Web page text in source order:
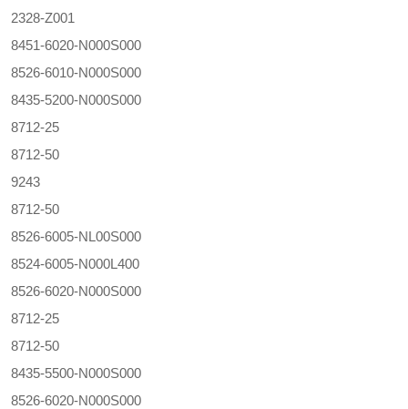
2328-Z001
8451-6020-N000S000
8526-6010-N000S000
8435-5200-N000S000
8712-25
8712-50
9243
8712-50
8526-6005-NL00S000
8524-6005-N000L400
8526-6020-N000S000
8712-25
8712-50
8435-5500-N000S000
8526-6020-N000S000